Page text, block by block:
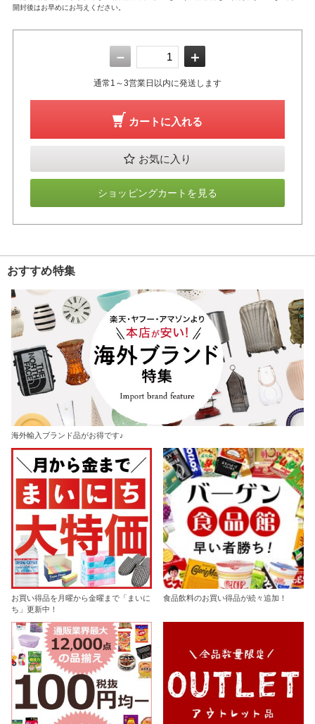
開封後はお早めにお与えください。
－ ＋
通常1～3営業日以内に発送します
カートに入れる
お気に入り
ショッピングカートを見る
おすすめ特集
海外輸入ブランド品がお得です♪
お買い得品を月曜から金曜まで「まいに
ち」更新中！
食品飲料のお買い得品が続々追加！